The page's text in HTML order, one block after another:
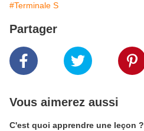
#Terminale S
Partager
Vous aimerez aussi
C'est quoi apprendre une leçon ?